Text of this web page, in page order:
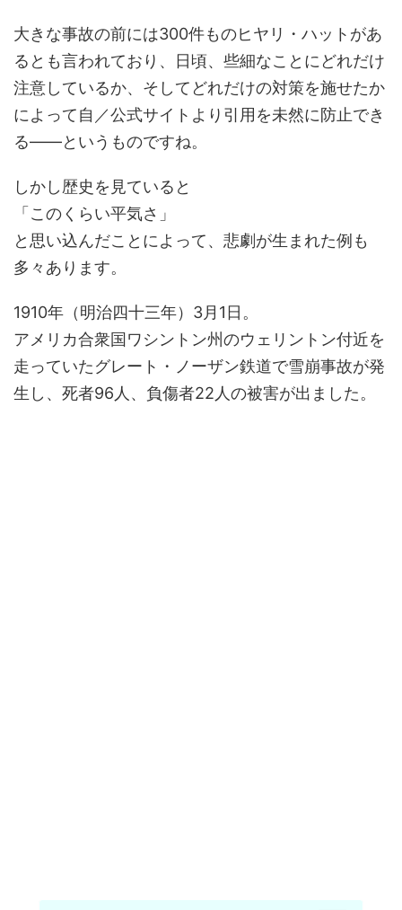
大きな事故の前には300件ものヒヤリ・ハットがあ
るとも言われており、日頃、些細なことにどれだけ
注意しているか、そしてどれだけの対策を施せたか
によって自／公式サイトより引用を未然に防止でき
る――というものですね。
しかし歴史を見ていると
「このくらい平気さ」
と思い込んだことによって、悲劇が生まれた例も
多々あります。
1910年（明治四十三年）3月1日。
アメリカ合衆国ワシントン州のウェリントン付近を
走っていたグレート・ノーザン鉄道で雪崩事故が発
生し、死者96人、負傷者22人の被害が出ました。